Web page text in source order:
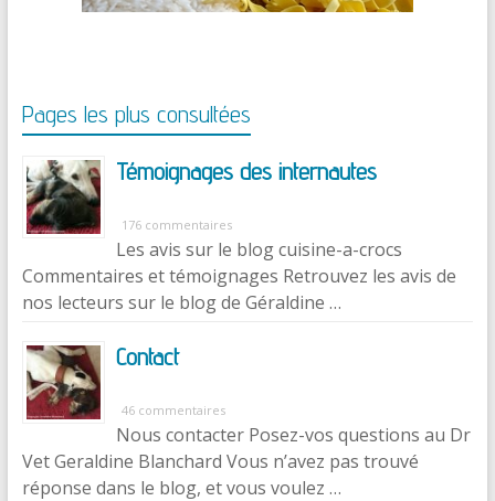
Pages les plus consultées
Témoignages des internautes
176 commentaires
Les avis sur le blog cuisine-a-crocs
Commentaires et témoignages Retrouvez les avis de
nos lecteurs sur le blog de Géraldine …
Contact
46 commentaires
Nous contacter Posez-vos questions au Dr
Vet Geraldine Blanchard Vous n’avez pas trouvé
réponse dans le blog, et vous voulez …